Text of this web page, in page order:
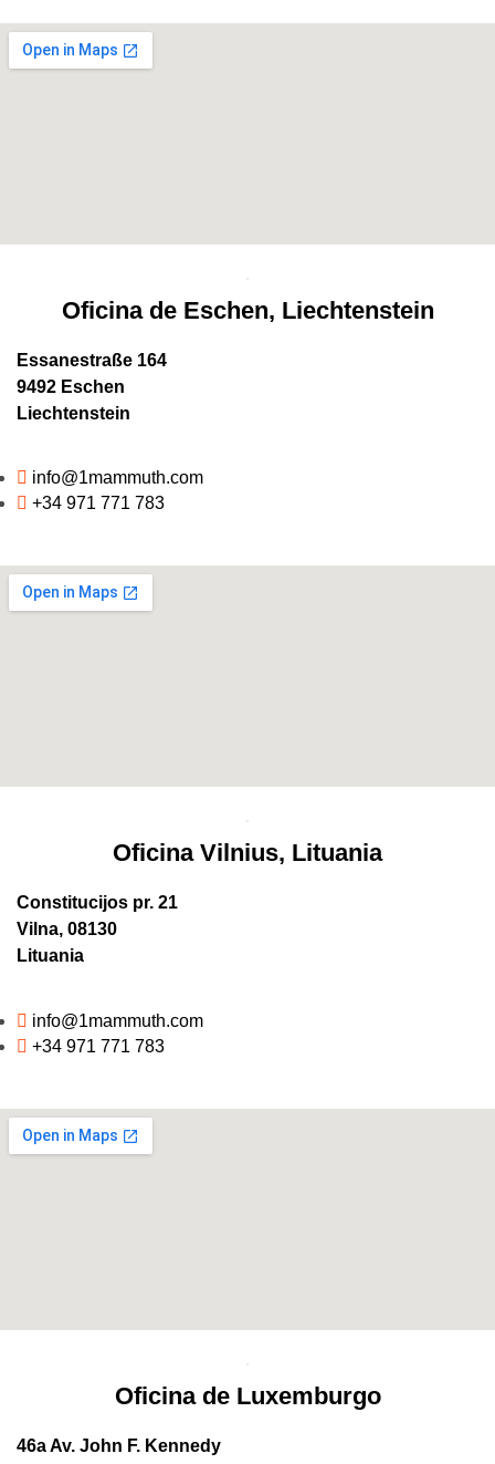
Oficina de Eschen, Liechtenstein
Essanestraße 164
9492 Eschen
Liechtenstein
info@1mammuth.com
+34 971 771 783
Oficina Vilnius, Lituania
Constitucijos pr. 21
Vilna, 08130
Lituania
info@1mammuth.com
+34 971 771 783
Oficina de Luxemburgo
46a Av. John F. Kennedy